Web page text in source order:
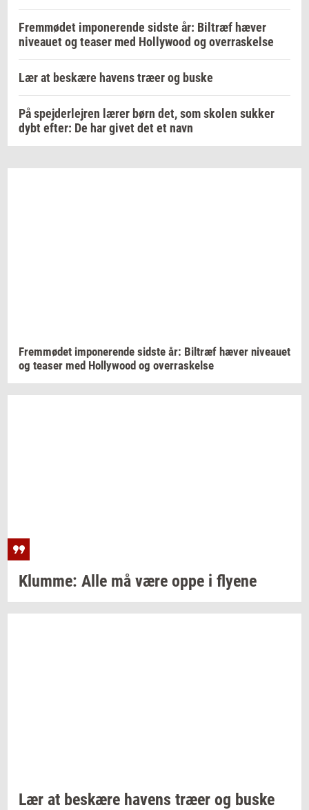
Fremmødet imponerende sidste år: Biltræf hæver
niveauet og teaser med Hollywood og overraskelse
Lær at beskære havens træer og buske
På spejderlejren lærer børn det, som skolen sukker
dybt efter: De har givet det et navn
Frem­mø­det im­po­ne­ren­de sid­ste år: Bil­træf hæver ni­veau­et
og tea­ser med Hol­lywood og over­ra­skel­se
Klum­me: Alle må være oppe i fly­e­ne
Lær at be­skæ­re ha­vens træer og buske